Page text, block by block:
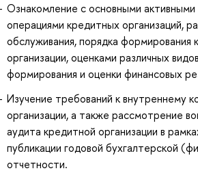
Ознакомление с основными активными
операциями кредитных организаций,
обслуживания, порядка формирования
организации, оценками различных
формирования и оценки финансовых
Изучение требований к внутреннему
организации, а также рассмотрение
аудита кредитной организации в
публикации годовой бухгалтерской
отчетности.